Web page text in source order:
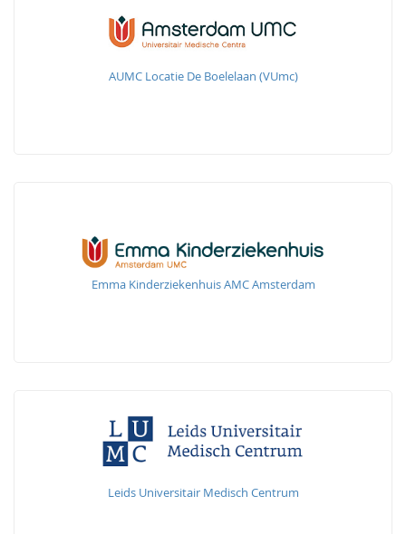
AUMC Locatie De Boelelaan (VUmc)
Emma Kinderziekenhuis AMC Amsterdam
Leids Universitair Medisch Centrum